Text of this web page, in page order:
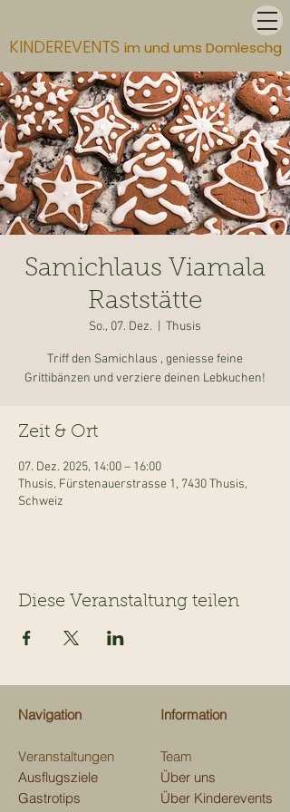
KINDEREVENTS im und ums Domleschg
Samichlaus Viamala
Raststätte
So., 07. Dez. Thusis
Triff den Samichlaus , geniesse feine
Grittibänzen und verziere deinen Lebkuchen!
Zeit & Ort
07. Dez. 2025, 14:00 – 16:00
Thusis, Fürstenauerstrasse 1, 7430 Thusis,
Schweiz
Diese Veranstaltung teilen
Navigation
Veranstaltungen
Ausflugsziele
Gastrotips
Information
Team
Über uns
Über Kinderevents